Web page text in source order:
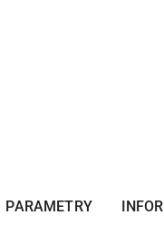
PARAMETRY